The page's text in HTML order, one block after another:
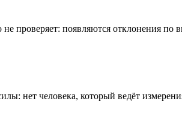
проверяет: появляются отклонения по
нет человека, который ведёт